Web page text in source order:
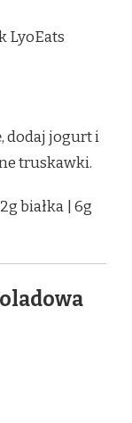
LyoEats
dodaj jogurt i
truskawki.
białka | 6g